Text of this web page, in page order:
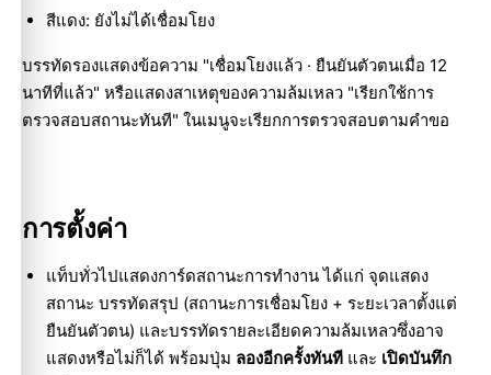
สีแดง: ยังไม่ได้เชื่อมโยง
บรรทัดรองแสดงข้อความ "เชื่อมโยงแล้ว · ยืนยันตัวตนเมื่อ 12
นาทีที่แล้ว" หรือแสดงสาเหตุของความล้มเหลว "เรียกใช้การ
ตรวจสอบสถานะทันที" ในเมนูจะเรียกการตรวจสอบตามคำขอ
การตั้งค่า
แท็บทั่วไปแสดงการ์ดสถานะการทำงาน ได้แก่ จุดแสดง
สถานะ บรรทัดสรุป (สถานะการเชื่อมโยง + ระยะเวลาตั้งแต่
ยืนยันตัวตน) และบรรทัดรายละเอียดความล้มเหลวซึ่งอาจ
แสดงหรือไม่ก็ได้ พร้อมปุ่ม ลองอีกครั้งทันทีและ เปิดบันทึก